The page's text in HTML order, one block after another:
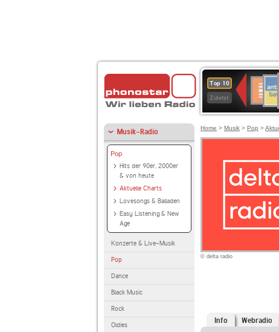
Top 10
Zuletzt
Kultur
Musik-Radio
Pop
Hits der 90er, 2000er
& von heute
Aktuelle Charts
Lovesongs & Balladen
Easy Listening & New
Age
Konzerte & Live-Musik
Pop
Dance
Black Music
Rock
Oldies
Home > Musik > Pop >
© delta radio
Info Webradio